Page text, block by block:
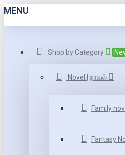
MENU
Shop by Category
Novel | நாவல்
Family
Fantasy